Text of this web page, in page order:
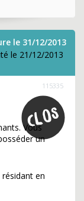
le 31/12/2013
le 21/12/2013
115335
Vous
un
en